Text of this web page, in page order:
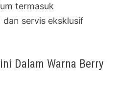
termasuk
servis eksklusif
Dalam Warna Berry